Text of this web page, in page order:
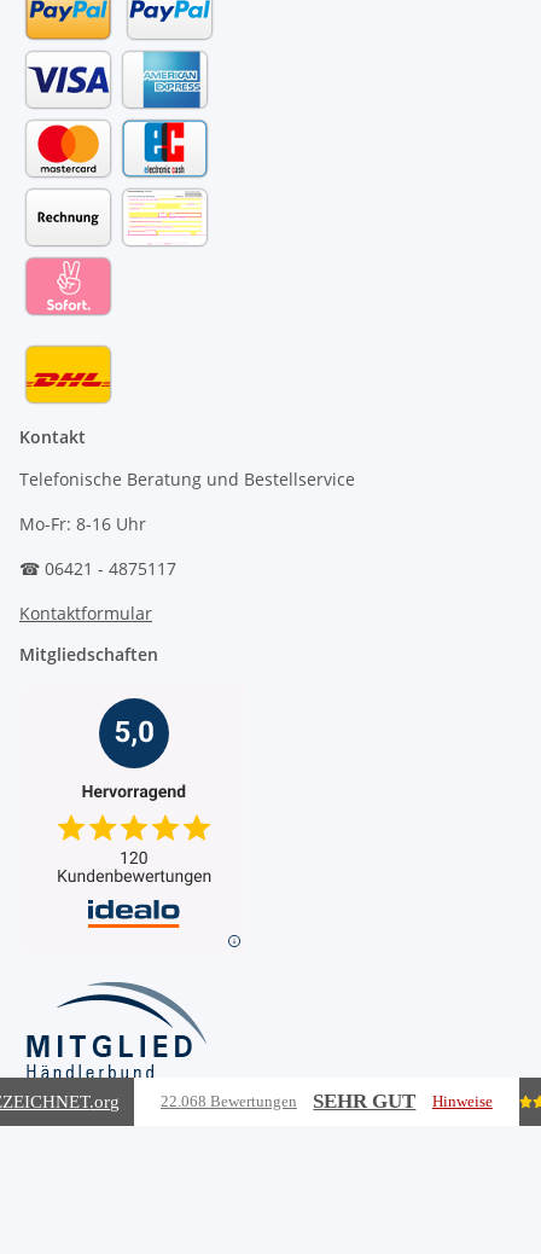
Kontakt
Telefonische Beratung und Bestellservice
Mo-Fr: 8-16 Uhr
☎ 06421 - 4875117
Kontaktformular
Mitgliedschaften
.org 22.068 Bewertungen SEHR GUT Hinweise